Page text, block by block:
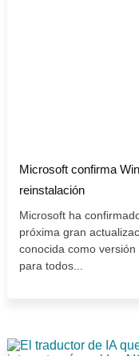
Microsoft confirma
reinstalación
Microsoft ha
próxima gran
conocida como
para todos...